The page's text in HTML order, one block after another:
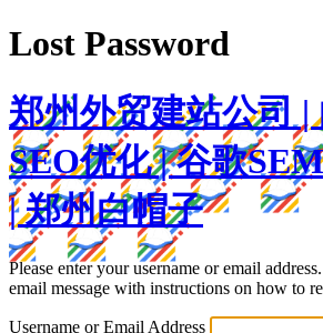
Lost Password
郑州外贸建站公司 |
SEO优化 | 谷歌
| 郑州白帽子
Please enter your username or email
email message with instructions on how to
Username or Email Address